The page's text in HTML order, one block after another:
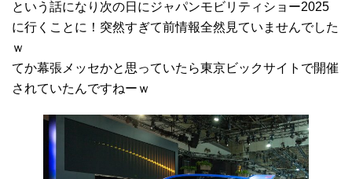
という話になり次の日にジャパンモビリティショー2025
に行くことに！突然すぎて前情報全然見ていませんでした
ｗ
てか幕張メッセかと思っていたら東京ビックサイトで開催
されていたんですねーｗ